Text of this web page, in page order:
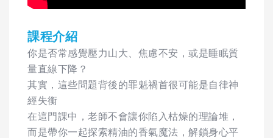
課程介紹
你是否常感覺壓力山大、焦慮不安，或是睡眠質
量直線下降？
其實，這些問題背後的罪魁禍首很可能是自律神
經失衡
在這門課中，老師不會讓你陷入枯燥的理論堆，
而是帶你一起探索精油的香氣魔法，解鎖身心平